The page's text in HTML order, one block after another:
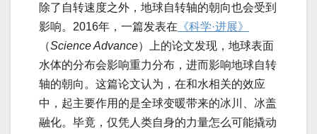
除了自转速度之外，地球自转轴的朝向也会受到
影响。2016年，一篇发表在 《科学·进展》
（Science Advance）上的论文发现，地球表面
水体的分布会影响重力分布，进而影响地球自转
轴的朝向。这篇论文认为，在和水相关的效应
中，起主要作用的是全球变暖带来的冰川、冰盖
融化。毕竟，仅凭人类自身的力量怎么可能撬动